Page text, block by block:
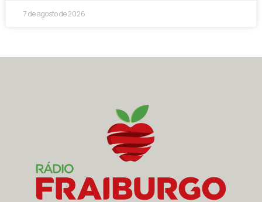
7 de agosto de 2026